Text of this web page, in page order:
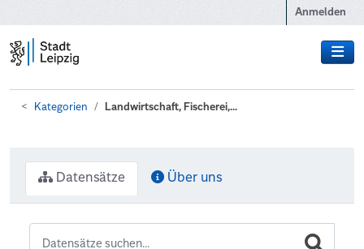
Anmelden
Kategorien Landwirtschaft, Fischerei,...
Datensätze Über uns